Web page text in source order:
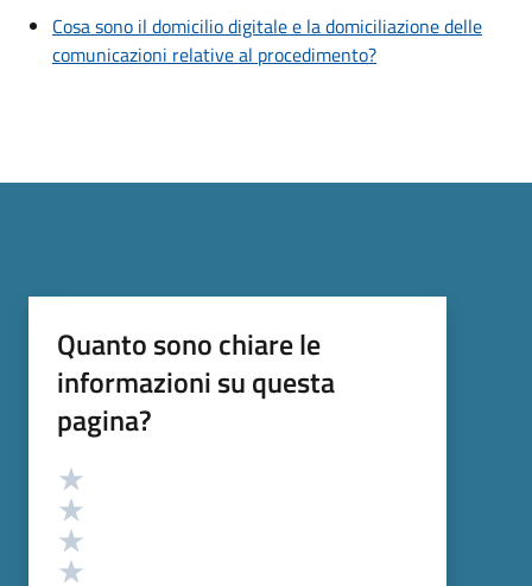
Cosa sono il domicilio digitale e la domiciliazione delle
comunicazioni relative al procedimento?
Quanto sono chiare le
informazioni su questa
pagina?
Valutazione